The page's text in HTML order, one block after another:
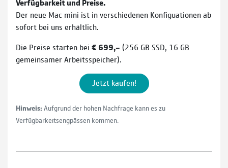
Verfügbarkeit und Preise.
Der neue Mac mini ist in verschiedenen Konfiguationen ab
sofort bei uns erhältlich.
Die Preise starten bei € 699,– (256 GB SSD, 16 GB
gemeinsamer Arbeitsspeicher).
Jetzt kaufen!
Hinweis:Aufgrund der hohen Nachfrage kann es zu
Verfügbarkeitsengpässen kommen.